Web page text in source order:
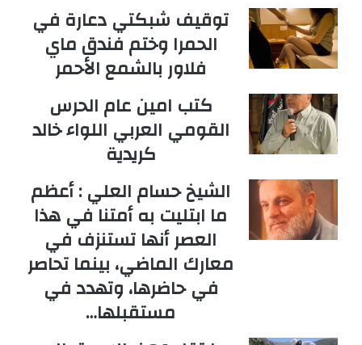
توقيف شبكتي دعارة في
الحمرا وختم فندق ماي
فلاور بالشمع الأحمر
كتب امين عام الحرس
القومي العربي اللواء خالد
كريدية
الشيخ حسام العلي : أعظم
ما ابتليت به أمتنا في هذا
العصر أنها تستنزف في
معارك الماضي، بينما تحاصر
في حاضرها، وتهدد في
مستقبلها…